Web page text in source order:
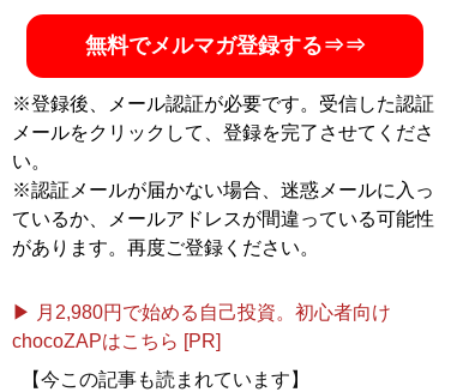
無料でメルマガ登録する⇒⇒
※登録後、メール認証が必要です。受信した認証
メールをクリックして、登録を完了させてくださ
い。
※認証メールが届かない場合、迷惑メールに入っ
ているか、メールアドレスが間違っている可能性
があります。再度ご登録ください。
▶ 月2,980円で始める自己投資。初心者向け
chocoZAPはこちら [PR]
【今この記事も読まれています】